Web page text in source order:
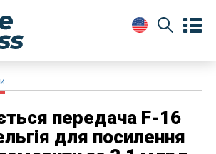
передача F-16
для посилення